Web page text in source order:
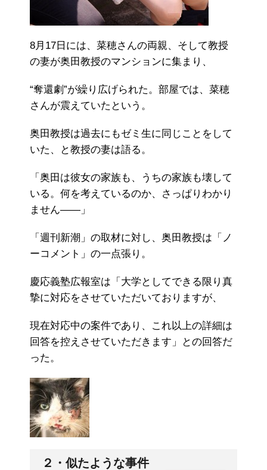
8月17日には、菜穂さんの両親、そして教授
の妻が奥田教授のマンションに集まり、
“奪還劇”が繰り広げられた。部屋では、菜穂
さんが震えていたという。
奥田教授は過去にもゼミ生に同じことをして
いた、と教授の妻は語る。
「奥田は彼女の家族も、うちの家族も壊して
いる。何を考えているのか、さっぱりわかり
ません――」
「週刊新潮」の取材に対し、奥田教授は「ノ
ーコメント」の一点張り。
慶応義塾広報室は「大学としてできる限り真
摯に対応をさせていただいておりますが、
現在対応中の案件であり、これ以上の詳細は
回答を控えさせていただきます」との回答だ
った。
２・似たような事件